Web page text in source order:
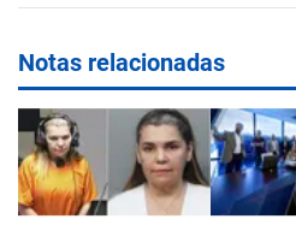
Notas relacionadas